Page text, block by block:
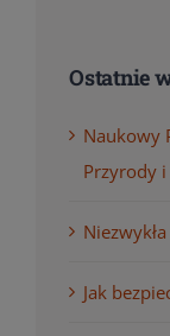
Ostatnie
Naukowy
Przyrody
Jak